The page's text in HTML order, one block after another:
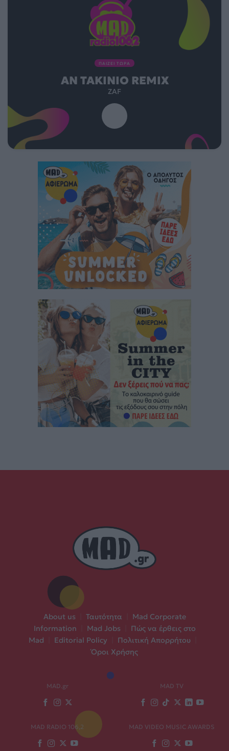
ΠΑΙΖΕΙ ΤΩΡΑ
ΑΝ TAKINIO REMIX
ZAF
About us Ταυτότητα
Mad Corporate
Information
Mad Jobs
Πώς να έρθεις στο
Mad
Editorial Policy Πολιτική Απορρήτου
Όροι Χρήσης
MAD.gr MAD TV
MAD RADIO 106,2 MAD VIDEO MUSIC AWARDS